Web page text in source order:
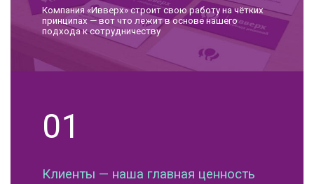
Компания «Ивверх» строит свою работу на чётких
принципах — вот что лежит в основе нашего
подхода к сотрудничеству
01
Клиенты — наша главная ценность